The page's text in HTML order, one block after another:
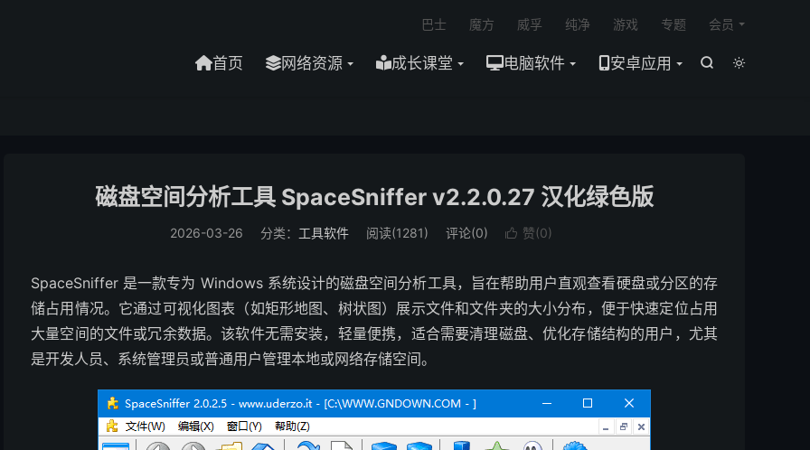


首页 网络资源 成长课堂 电脑软件 安卓应用
巴士 魔方 威孚 纯净 游戏 专题 会员
磁盘空间分析工具 SpaceSniffer v2.2.0.27 汉化绿色版
2026-03-26 分类： 工具软件 阅读(1281) 评论(0)  赞(0)
SpaceSniffer 是一款专为 Windows 系统设计的磁盘空间分析工具，旨在帮助用户直观查看硬盘或分区的存
储占用情况。它通过可视化图表（如矩形地图、树状图）展示文件和文件夹的大小分布，便于快速定位占用
大量空间的文件或冗余数据。该软件无需安装，轻量便携，适合需要清理磁盘、优化存储结构的用户，尤其
是开发人员、系统管理员或普通用户管理本地或网络存储空间。